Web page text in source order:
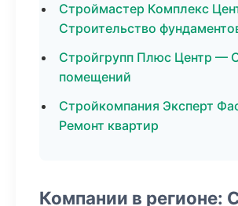
Строймастер Комплекс
Строительство
Стройгрупп Плюс Центр —
помещений
Стройкомпания Эксперт
Ремонт квартир
Компании в регионе: